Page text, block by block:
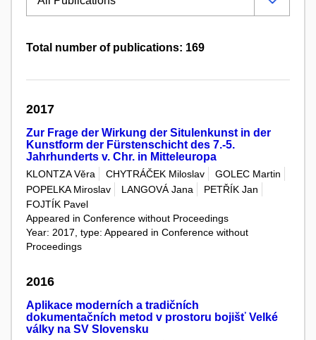
Total number of publications: 169
2017
Zur Frage der Wirkung der Situlenkunst in der
Kunstform der Fürstenschicht des 7.-5.
Jahrhunderts v. Chr. in Mitteleuropa
KLONTZA Věra CHYTRÁČEK Miloslav
GOLEC Martin
POPELKA Miroslav
LANGOVÁ Jana
PETŘÍK Jan
FOJTÍK Pavel
Appeared in Conference without Proceedings
Year: 2017, type: Appeared in Conference without
Proceedings
2016
Aplikace moderních a tradičních
dokumentačních metod v prostoru bojišť Velké
války na SV Slovensku